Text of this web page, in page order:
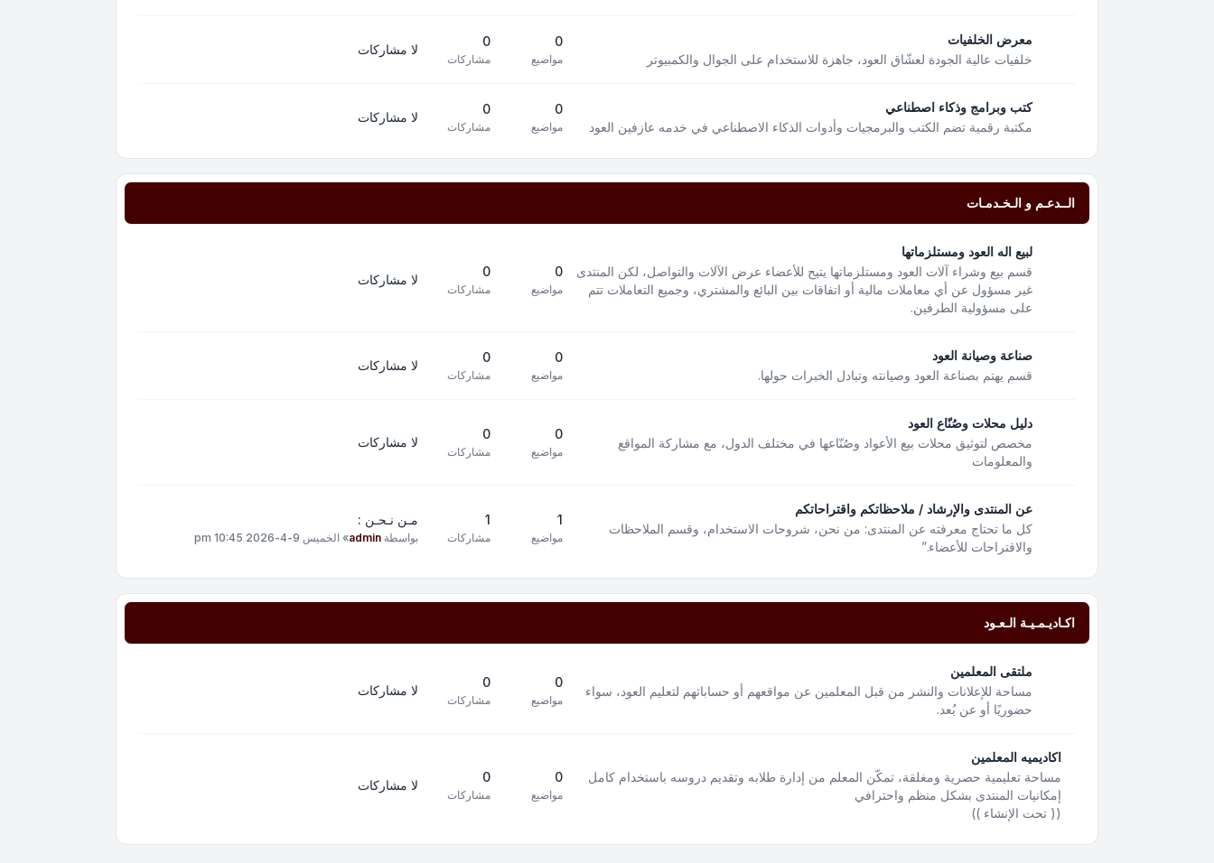
معرض الخلفيات
خلفيات عالية الجودة لعشّاق العود، جاهزة للاستخدام على الجوال والكمبيوتر
0
مواضيع
0
مشاركات
لا مشاركات
كتب وبرامج وذكاء اصطناعي
مكتبة رقمية تضم الكتب والبرمجيات وأدوات الذكاء الاصطناعي في خدمه عازفين العود
0
مواضيع
0
مشاركات
لا مشاركات
الــدعـم و الـخـدمـات
لبيع اله العود ومستلزماتها
قسم بيع وشراء آلات العود ومستلزماتها يتيح للأعضاء عرض الآلات والتواصل، لكن المنتدى
غير مسؤول عن أي معاملات مالية أو اتفاقات بين البائع والمشتري، وجميع التعاملات تتم
على مسؤولية الطرفين.
0
مواضيع
0
مشاركات
لا مشاركات
صناعة وصيانة العود
قسم يهتم بصناعة العود وصيانته وتبادل الخبرات حولها.
0
مواضيع
0
مشاركات
لا مشاركات
دليل محلات وصُنّاع العود
مخصص لتوثيق محلات بيع الأعواد وصُنّاعها في مختلف الدول، مع مشاركة المواقع
والمعلومات
0
مواضيع
0
مشاركات
لا مشاركات
عن المنتدى والإرشاد / ملاحظاتكم واقتراحاتكم
كل ما تحتاج معرفته عن المنتدى: من نحن، شروحات الاستخدام، وقسم الملاحظات
والاقتراحات للأعضاء.”
1
مواضيع
1
مشاركات
مـن نـحـن :
بواسطة admin
» الخميس 9-4-2026 10:45 pm
اكـاديـمـيـة الـعـود
ملتقى المعلمين
مساحة للإعلانات والنشر من قبل المعلمين عن مواقعهم أو حساباتهم لتعليم العود، سواء
حضوريًا أو عن بُعد.
0
مواضيع
0
مشاركات
لا مشاركات
اكاديميه المعلمين
مساحة تعليمية حصرية ومغلقة، تمكّن المعلم من إدارة طلابه وتقديم دروسه باستخدام كامل
إمكانيات المنتدى بشكل منظم واحترافي
(( تحت الإنشاء ))
0
مواضيع
0
مشاركات
لا مشاركات